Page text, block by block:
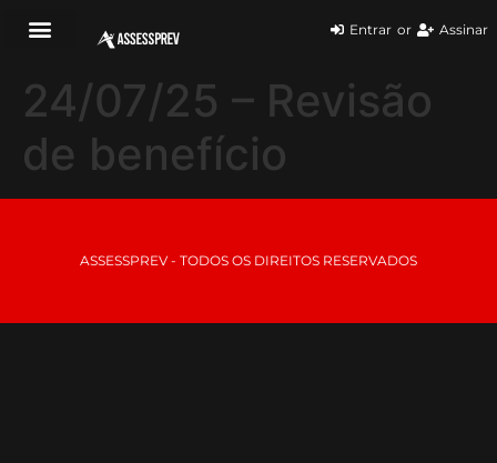
Entrar or Assinar
24/07/25 – Revisão
de benefício
ASSESSPREV - TODOS OS DIREITOS RESERVADOS